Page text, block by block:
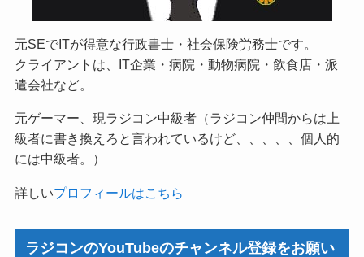
元SEでITが得意な行政書士・社会保険労務士です。
クライアントは、IT企業・病院・動物病院・飲食店・派
遣会社など。
元ゲーマー、現ラジコン中級者（ラジコン仲間からは上
級者に書き換えろと言われているけど、、、、、個人的
には中級者。）
詳しいプロフィールはこちら
ラジコンのYouTubeのチャンネル登録をお願い